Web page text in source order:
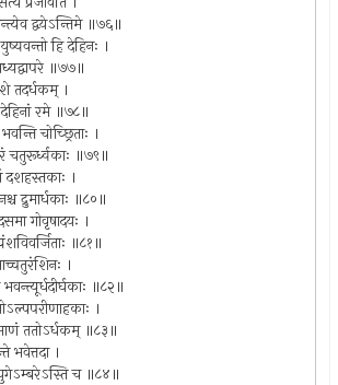
द्वयेऽन्तिमे ॥७६॥
हि देहिनः ।
॥७७॥
तदर्धकम् ।
देहिनां रमे ॥७८॥
चोच्छ्रिताः ।
चतुरूर्ध्वकाः ॥७९॥
दशहस्तकाः ।
द्रुमार्धकाः ॥८०॥
गोवृषादयः ।
॥८१॥
।
॥८२॥
।
ततोऽर्धकम् ॥८३॥
भवेत्तदा ।
च ॥८४॥